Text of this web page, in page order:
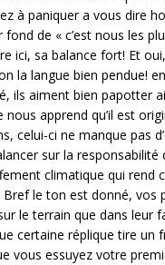
à paniquer a vous dire
de « c’est nous les
ici, sa balance fort! Et
la langue bien pendue!
ils aiment bien papotter
apprend qu’il est
celui-ci ne manque pas
sur la
climatique qui rend
Bref le ton est donné, vos
le terrain que dans leur
certaine réplique tire un
vous essuyez votre